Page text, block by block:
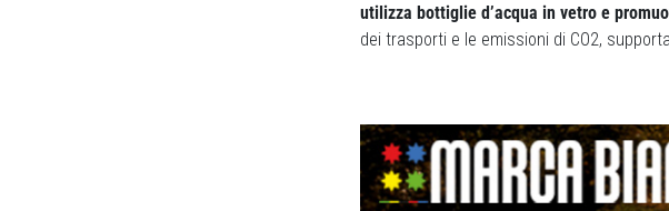
utilizza bottiglie d’acqua in vetro e
dei trasporti e le emissioni di CO2,